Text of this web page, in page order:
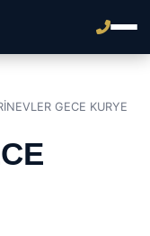
GECE KURYE